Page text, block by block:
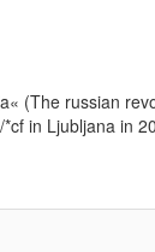
(The russian
in Ljubljana in